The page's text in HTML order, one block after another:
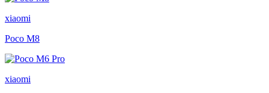
xiaomi
Poco M8
xiaomi